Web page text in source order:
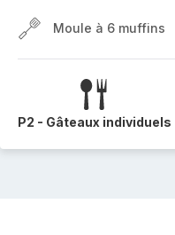
Moule à 6 muffins
P2 - Gâteaux individuels